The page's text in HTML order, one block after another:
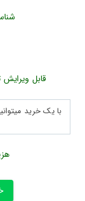
قابل